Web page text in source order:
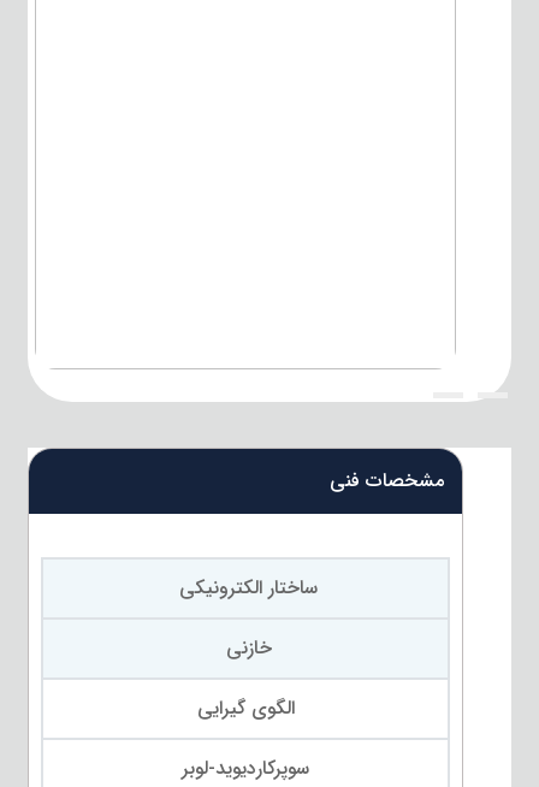
{title}
{title}
مشخصات فنی
ساختار الکترونیکی
خازنی
الگوی گیرایی
سوپرکاردیوید-لوبر